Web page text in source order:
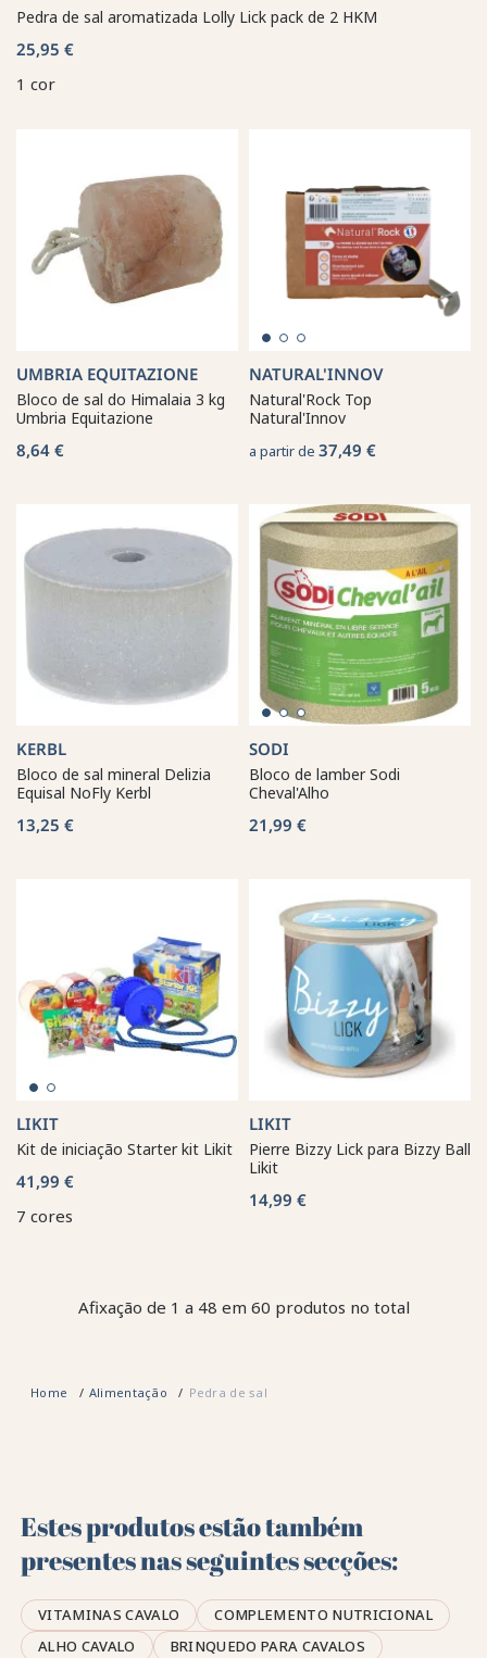
Pedra de sal aromatizada Lolly Lick pack de 2 HKM
25,95 €
1 cor
UMBRIA EQUITAZIONE
Bloco de sal do Himalaia 3 kg
Umbria Equitazione
8,64 €
NATURAL'INNOV
Natural'Rock Top
Natural'Innov
a partir de 37,49 €
KERBL
Bloco de sal mineral Delizia
Equisal NoFly Kerbl
13,25 €
SODI
Bloco de lamber Sodi
Cheval'Alho
21,99 €
LIKIT
Kit de iniciação Starter kit Likit
41,99 €
7 cores
LIKIT
Pierre Bizzy Lick para Bizzy Ball
Likit
14,99 €
Afixação de 1 a 48 em 60 produtos no total
Home Alimentação Pedra de sal
Estes produtos estão também
presentes nas seguintes secções:
VITAMINAS CAVALO
COMPLEMENTO NUTRICIONAL
ALHO CAVALO
BRINQUEDO PARA CAVALOS